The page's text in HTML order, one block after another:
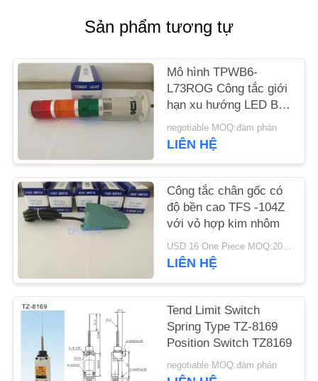
TÔI
TIN
TỨC
YÊU
CẦU
ĐẶT
SƠ
ĐỒ
TRANG
WEB
Sản phẩm tương tự
Mô hình TPWB6-
L73ROG Công tắc giới
hạn xu hướng LED Ba
màu ánh sáng với bộ
rung
negotiable MOQ:đàm phán
LIÊN HỆ
Công tắc chân gốc có
độ bền cao TFS -104Z
với vỏ hợp kim nhôm
USD 16 One Piece MOQ:20 cái
LIÊN HỆ
Tend Limit Switch
Spring Type TZ-8169
Position Switch TZ8169
negotiable MOQ:đàm phán